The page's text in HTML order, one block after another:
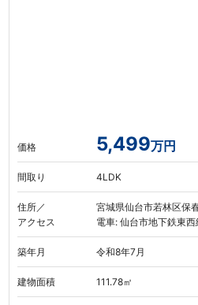
価格 5,499万円
間取り 4LDK
住所／
アクセス
宮城県仙台市若林区保
電車: 仙台市地下鉄東
築年月 令和8年7月
建物面積 111.78㎡